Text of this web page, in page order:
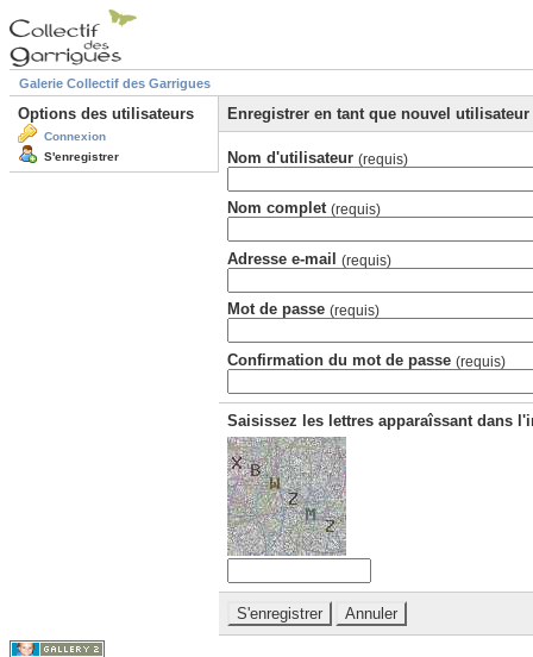
Galerie Collectif des Garrigues
Options des utilisateurs
Connexion
S'enregistrer
Enregistrer en tant que nouvel utilisateur
Nom d'utilisateur (requis)
Nom complet (requis)
Adresse e-mail (requis)
Mot de passe (requis)
Confirmation du mot de passe (requis)
Saisissez les lettres apparaîssant dans